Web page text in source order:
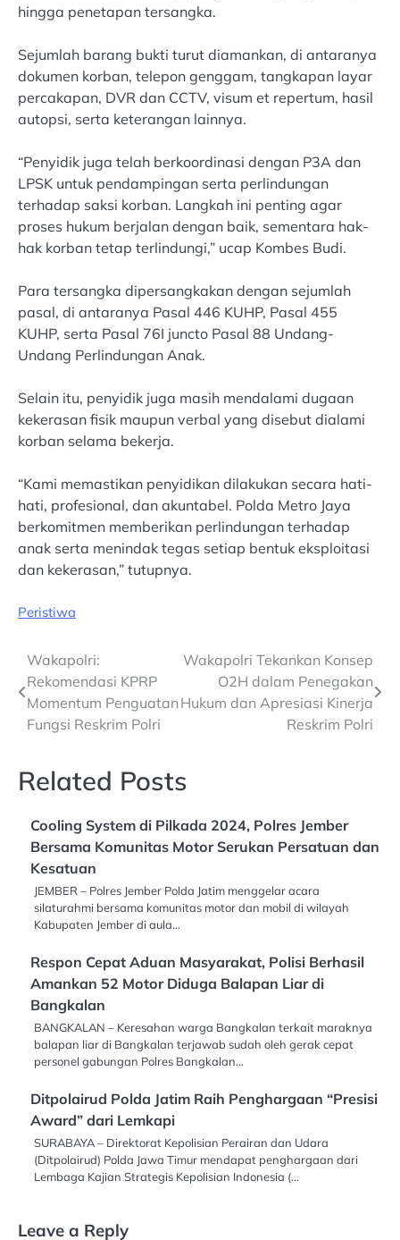
hingga penetapan tersangka.
Sejumlah barang bukti turut diamankan, di antaranya
dokumen korban, telepon genggam, tangkapan layar
percakapan, DVR dan CCTV, visum et repertum, hasil
autopsi, serta keterangan lainnya.
“Penyidik juga telah berkoordinasi dengan P3A dan
LPSK untuk pendampingan serta perlindungan
terhadap saksi korban. Langkah ini penting agar
proses hukum berjalan dengan baik, sementara hak-
hak korban tetap terlindungi,” ucap Kombes Budi.
Para tersangka dipersangkakan dengan sejumlah
pasal, di antaranya Pasal 446 KUHP, Pasal 455
KUHP, serta Pasal 76I juncto Pasal 88 Undang-
Undang Perlindungan Anak.
Selain itu, penyidik juga masih mendalami dugaan
kekerasan fisik maupun verbal yang disebut dialami
korban selama bekerja.
“Kami memastikan penyidikan dilakukan secara hati-
hati, profesional, dan akuntabel. Polda Metro Jaya
berkomitmen memberikan perlindungan terhadap
anak serta menindak tegas setiap bentuk eksploitasi
dan kekerasan,” tutupnya.
Peristiwa
Post
navigation
Wakapolri:
Rekomendasi KPRP
Momentum Penguatan
Fungsi Reskrim Polri
Wakapolri Tekankan Konsep
O2H dalam Penegakan
Hukum dan Apresiasi Kinerja
Reskrim Polri
Related Posts
Cooling System di Pilkada 2024, Polres Jember
Bersama Komunitas Motor Serukan Persatuan dan
Kesatuan
JEMBER – Polres Jember Polda Jatim menggelar acara
silaturahmi bersama komunitas motor dan mobil di wilayah
Kabupaten Jember di aula…
Respon Cepat Aduan Masyarakat, Polisi Berhasil
Amankan 52 Motor Diduga Balapan Liar di
Bangkalan
BANGKALAN – Keresahan warga Bangkalan terkait maraknya
balapan liar di Bangkalan terjawab sudah oleh gerak cepat
personel gabungan Polres Bangkalan…
Ditpolairud Polda Jatim Raih Penghargaan “Presisi
Award” dari Lemkapi
SURABAYA – Direktorat Kepolisian Perairan dan Udara
(Ditpolairud) Polda Jawa Timur mendapat penghargaan dari
Lembaga Kajian Strategis Kepolisian Indonesia (…
Leave a Reply